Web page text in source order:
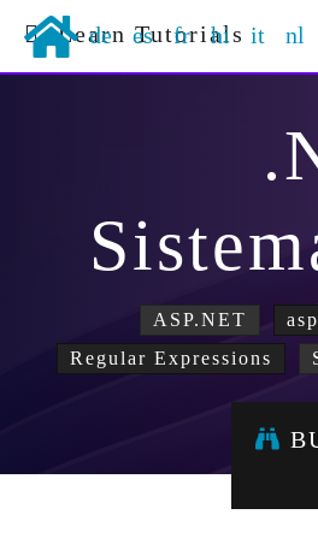
Learn Tutorials
de es fr hi it nl
ASP.NET
Regular Expressions